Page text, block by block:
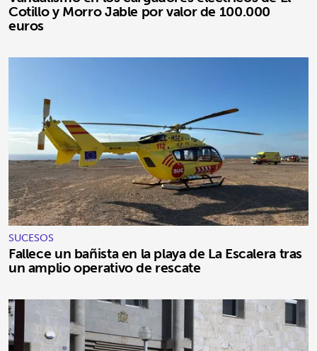
Cotillo y Morro Jable por valor de 100.000
euros
SUCESOS
Fallece un bañista en la playa de La Escalera tras
un amplio operativo de rescate